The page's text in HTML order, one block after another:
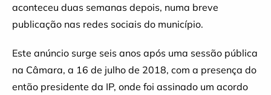
aconteceu duas semanas depois, numa breve
publicação nas redes sociais do município.
Este anúncio surge seis anos após uma sessão pública
na Câmara, a 16 de julho de 2018, com a presença do
então presidente da IP, onde foi assinado um acordo